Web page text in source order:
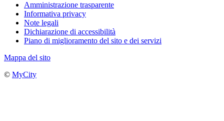
Amministrazione trasparente
Informativa privacy
Note legali
Dichiarazione di accessibilità
Piano di miglioramento del sito e dei servizi
Mappa del sito
© MyCity